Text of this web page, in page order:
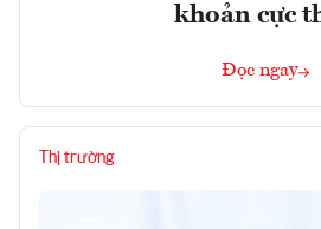
khoản cực
Đọc ngay
Thị trường